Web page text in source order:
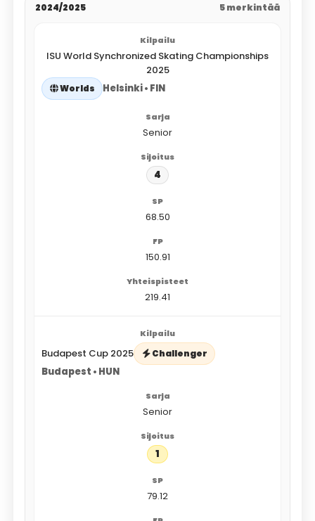
2024/2025 5 merkintää
ISU World Synchronized Skating Championships
2025
Worlds Helsinki • FIN
Senior
4
68.50
150.91
219.41
Budapest Cup 2025 Challenger
Budapest • HUN
Senior
1
79.12